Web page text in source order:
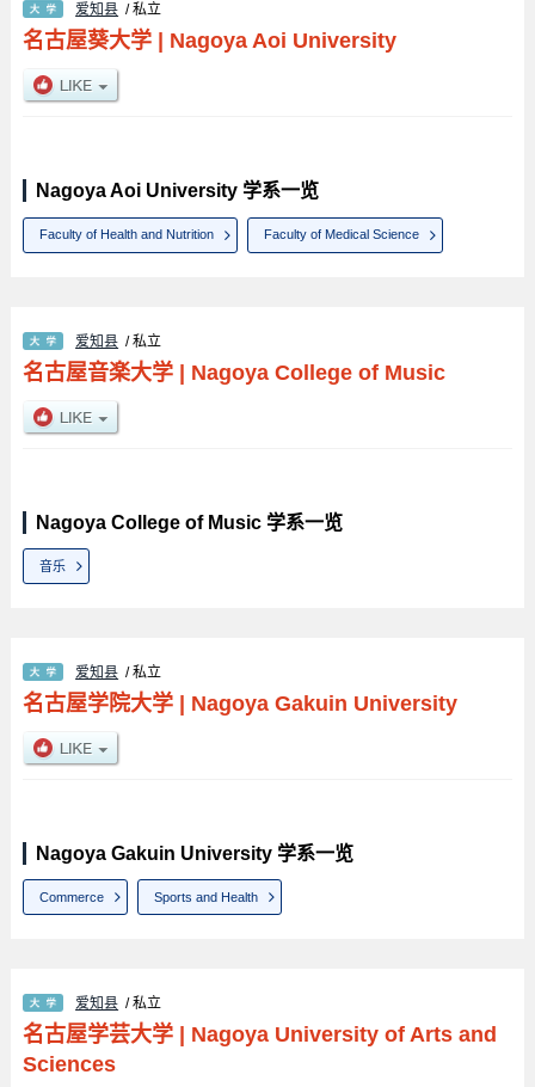
爱知县 / 私立
名古屋葵大学| Nagoya Aoi University
Nagoya Aoi University 学系一览
Faculty of Health and Nutrition Faculty of Medical Science
爱知县 / 私立
名古屋音楽大学| Nagoya College of Music
Nagoya College of Music 学系一览
音乐
爱知县 / 私立
名古屋学院大学| Nagoya Gakuin University
Nagoya Gakuin University 学系一览
Commerce Sports and Health
爱知县 / 私立
名古屋学芸大学| Nagoya University of Arts and
Sciences